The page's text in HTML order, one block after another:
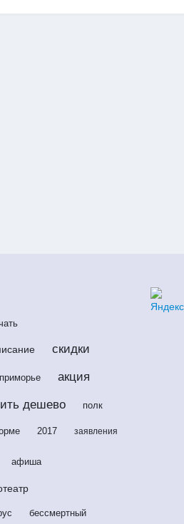
скидки
приморье акция
дешево полк
2017 заявления
афиша
бессмертный